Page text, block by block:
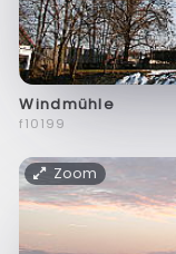
Windmühle
f10199
Zoom